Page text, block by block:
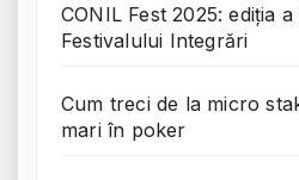
CONIL Fest 2025: ediția
Festivalului Integrări
Cum treci de la micro
mari în poker